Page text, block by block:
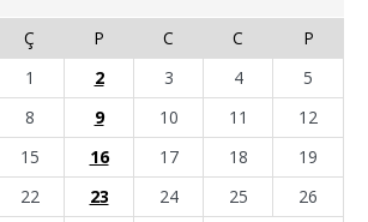
Ç P C C
P
1
2 3 4
5
8 9 10 11
12
15 16 17 18
19
22 23 24 25
26